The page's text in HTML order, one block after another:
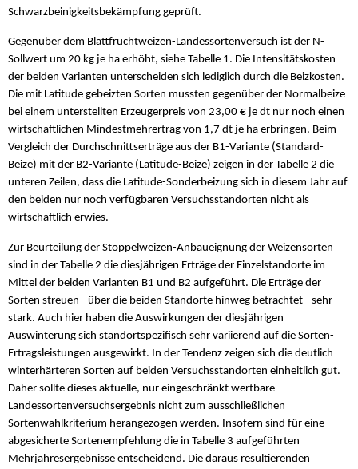
Schwarzbeinigkeitsbekämpfung geprüft.
Gegenüber dem Blattfruchtweizen-Landessortenversuch ist der N-
Sollwert um 20 kg je ha erhöht, siehe Tabelle 1. Die Intensitätskosten
der beiden Varianten unterscheiden sich lediglich durch die Beizkosten.
Die mit Latitude gebeizten Sorten mussten gegenüber der Normalbeize
bei einem unterstellten Erzeugerpreis von 23,00 € je dt nur noch einen
wirtschaftlichen Mindestmehrertrag von 1,7 dt je ha erbringen. Beim
Vergleich der Durchschnittserträge aus der B1-Variante (Standard-
Beize) mit der B2-Variante (Latitude-Beize) zeigen in der Tabelle 2 die
unteren Zeilen, dass die Latitude-Sonderbeizung sich in diesem Jahr auf
den beiden nur noch verfügbaren Versuchsstandorten nicht als
wirtschaftlich erwies.
Zur Beurteilung der Stoppelweizen-Anbaueignung der Weizensorten
sind in der Tabelle 2 die diesjährigen Erträge der Einzelstandorte im
Mittel der beiden Varianten B1 und B2 aufgeführt. Die Erträge der
Sorten streuen - über die beiden Standorte hinweg betrachtet - sehr
stark. Auch hier haben die Auswirkungen der diesjährigen
Auswinterung sich standortspezifisch sehr variierend auf die Sorten-
Ertragsleistungen ausgewirkt. In der Tendenz zeigen sich die deutlich
winterhärteren Sorten auf beiden Versuchsstandorten einheitlich gut.
Daher sollte dieses aktuelle, nur eingeschränkt wertbare
Landessortenversuchsergebnis nicht zum ausschließlichen
Sortenwahlkriterium herangezogen werden. Insofern sind für eine
abgesicherte Sortenempfehlung die in Tabelle 3 aufgeführten
Mehrjahresergebnisse entscheidend. Die daraus resultierenden